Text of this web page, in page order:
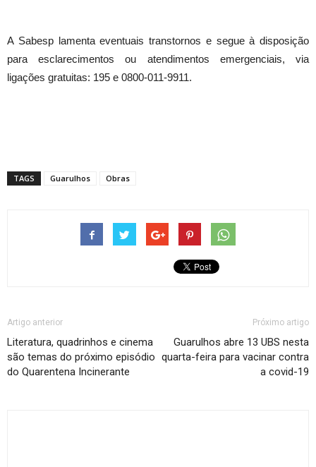
A Sabesp lamenta eventuais transtornos e segue à disposição
para esclarecimentos ou atendimentos emergenciais, via
ligações gratuitas: 195 e 0800-011-9911.
TAGS Guarulhos Obras
Artigo anterior
Literatura, quadrinhos e cinema
são temas do próximo episódio
do Quarentena Incinerante
Próximo artigo
Guarulhos abre 13 UBS nesta
quarta-feira para vacinar contra
a covid-19